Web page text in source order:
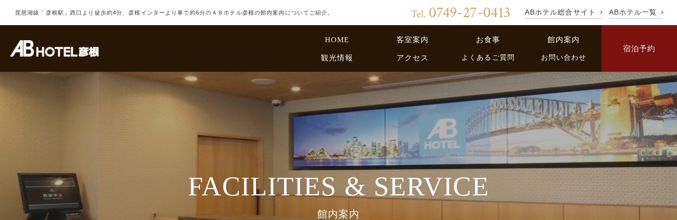
琵琶湖線「彦根駅」西口より徒歩約4分、彦根インターより車で約6分のＡＢホテル彦根の館内案内についてご紹介。 Tel. 0749-27-0413 ABホテル総合サイト ABホテル一覧
HOME 客室案内 お食事 館内案内
観光情報 アクセス よくあるご質問 お問い合わせ
宿泊予約
FACILITIES & SERVICE
館内案内